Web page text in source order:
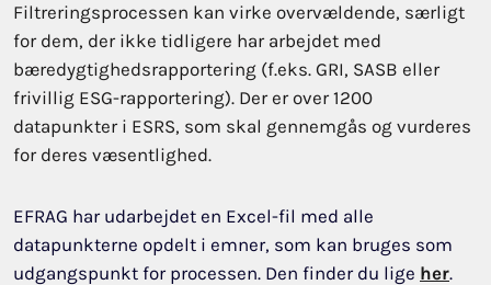
Filtreringsprocessen kan virke overvældende, særligt
for dem, der ikke tidligere har arbejdet med
bæredygtighedsrapportering (f.eks. GRI, SASB eller
frivillig ESG-rapportering). Der er over 1200
datapunkter i ESRS, som skal gennemgås og vurderes
for deres væsentlighed.
EFRAG har udarbejdet en Excel-fil med alle
datapunkterne opdelt i emner, som kan bruges som
udgangspunkt for processen. Den finder du lige her.